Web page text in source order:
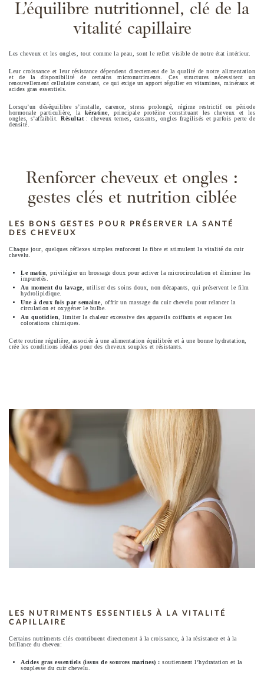
L’équilibre nutritionnel, clé de la
vitalité capillaire
Les cheveux et les ongles, tout comme la peau, sont le reflet visible de notre état intérieur.
Leur croissance et leur résistance dépendent directement de la qualité de notre alimentation
et de la disponibilité de certains micronutriments. Ces structures nécessitent un
renouvellement cellulaire constant, ce qui exige un apport régulier en vitamines, minéraux et
acides gras essentiels.
Lorsqu’un déséquilibre s’installe, carence, stress prolongé, régime restrictif ou période
hormonale particulière, lakératine, principale protéine constituant les cheveux et les
ongles, s’affaiblit.Résultat : cheveux ternes, cassants, ongles fragilisés et parfois perte de
densité.
Renforcer cheveux et ongles :
gestes clés et nutrition ciblée
LES BONS GESTES POUR PRÉSERVER LA SANTÉ
DES CHEVEUX
Chaque jour, quelques réflexes simples renforcent la fibre et stimulent la vitalité du cuir
chevelu.
Le matin, privilégier un brossage doux pour activer la microcirculation et éliminer les
impuretés.
Au moment du lavage, utiliser des soins doux, non décapants, qui préservent le film
hydrolipidique.
Une à deux fois par semaine, offrir un massage du cuir chevelu pour relancer la
circulation et oxygéner le bulbe.
Au quotidien, limiter la chaleur excessive des appareils coiffants et espacer les
colorations chimiques.
Cette routine régulière, associée à une alimentation équilibrée et à une bonne hydratation,
crée les conditions idéales pour des cheveux souples et résistants.
LES NUTRIMENTS ESSENTIELS À LA VITALITÉ
CAPILLAIRE
Certains nutriments clés contribuent directement à la croissance, à la résistance et à la
brillance du cheveu:
Acides gras essentiels (issus de sources marines) : soutiennent l’hydratation et la
souplesse du cuir chevelu.